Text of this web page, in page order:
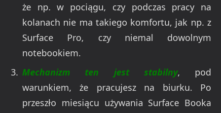
że np. w pociągu, czy podczas pracy na
kolanach nie ma takiego komfortu, jak np. z
Surface Pro, czy niemal dowolnym
notebookiem.
Mechanizm ten jest stabilny, pod
warunkiem, że pracujesz na biurku. Po
przeszło miesiącu używania Surface Booka